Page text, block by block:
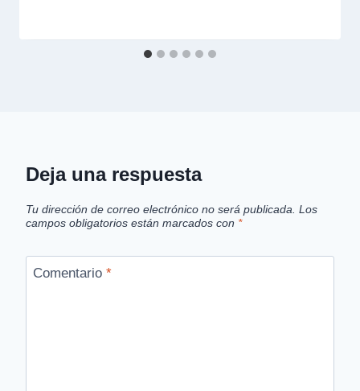
Deja una respuesta
Tu dirección de correo electrónico no será publicada. Los
campos obligatorios están marcados con *
Comentario *